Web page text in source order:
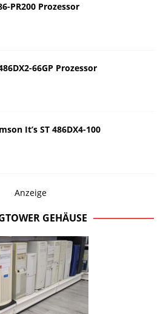
PR200 Prozessor
66GP Prozessor
It’s ST 486DX4-100
Anzeige
GEHÄUSE